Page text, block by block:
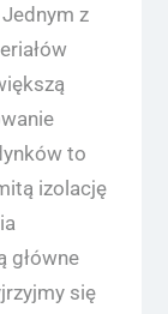
z
to
izolację
główne
się